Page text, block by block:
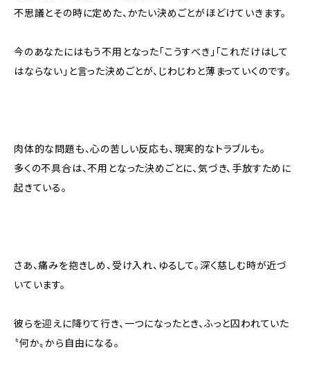
不思議とその時に定めた、かたい決めごとがほどけていきます。
今のあなたにはもう不用となった「こうすべき」「これだけはして
はならない」と言った決めごとが、じわじわと薄まっていくのです。
肉体的な問題も、心の苦しい反応も、現実的なトラブルも。
多くの不具合は、不用となった決めごとに、気づき、手放すために
起きている。
さあ、痛みを抱きしめ、受け入れ、ゆるして。深く慈しむ時が近づ
いています。
彼らを迎えに降りて行き、一つになったとき、ふっと囚われていた
〝何か〟から自由になる。